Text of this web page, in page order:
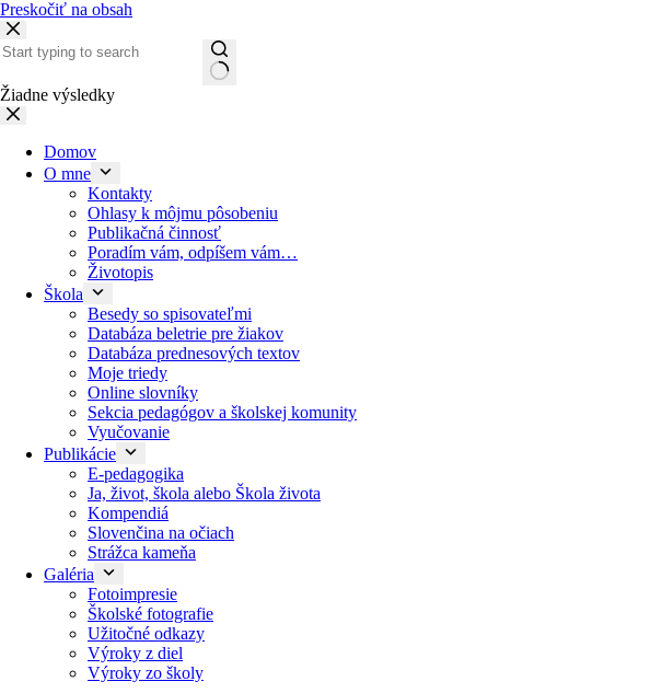
Preskočiť na obsah
Žiadne výsledky
Domov
O mne
Kontakty
Ohlasy k môjmu pôsobeniu
Publikačná činnosť
Poradím vám, odpíšem vám…
Životopis
Škola
Besedy so spisovateľmi
Databáza beletrie pre žiakov
Databáza prednesových textov
Moje triedy
Online slovníky
Sekcia pedagógov a školskej komunity
Vyučovanie
Publikácie
E-pedagogika
Ja, život, škola alebo Škola života
Kompendiá
Slovenčina na očiach
Strážca kameňa
Galéria
Fotoimpresie
Školské fotografie
Užitočné odkazy
Výroky z diel
Výroky zo školy